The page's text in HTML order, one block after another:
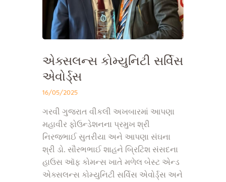
એક્સલન્સ કોમ્યુનિટી સર્વિસ
એવોર્ડ્સ
16/05/2025
ગરવી ગુજરાત વીકલી અખબારમાં આપણા
મહાવીર ફોઉન્ડેશનના પ્રમુખ શ્રી
નિરજભાઈ સુતરીયા અને આપણા સંઘના
શ્રી ડો. સૌરભભાઈ શાહને બ્રિટિશ સંસદના
હાઉસ ઑફ કોમન્સ ખાતે મળેલ બેસ્ટ એન્ડ
એક્સલન્સ કોમ્યુનિટી સર્વિસ એવોર્ડ્સ અને